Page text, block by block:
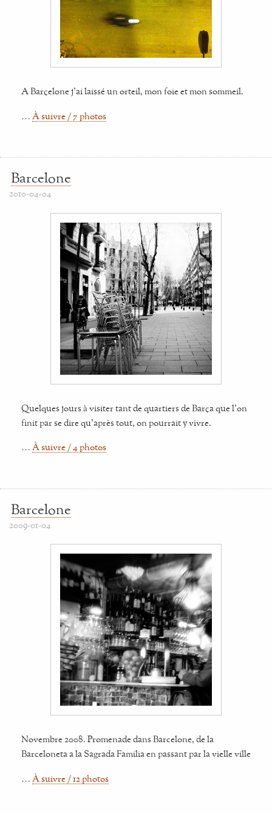
A Barçelone j'ai laissé un orteil, mon foie et mon sommeil.
… À suivre / 7 photos
Barcelone
2010-04-04
Quelques jours à visiter tant de quartiers de Barça que l'on
finit par se dire qu'après tout, on pourrait y vivre.
… À suivre / 4 photos
Barcelone
2009-01-04
Novembre 2008. Promenade dans Barcelone, de la
Barceloneta a la Sagrada Familia en passant par la vielle ville
… À suivre / 12 photos